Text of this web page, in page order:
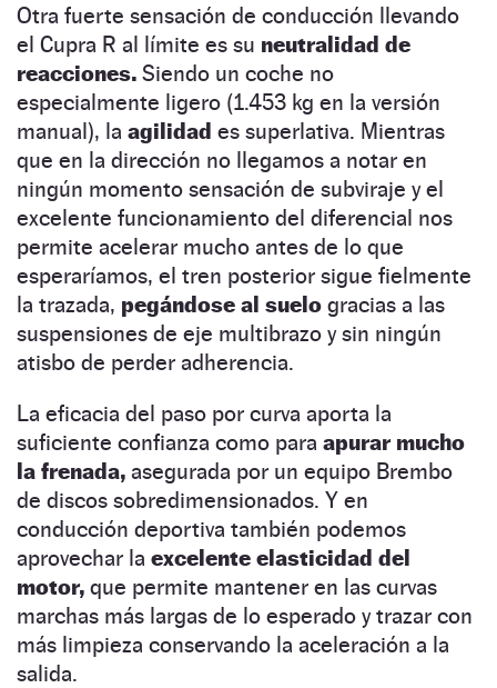
Otra fuerte sensación de conducción llevando
el Cupra R al límite es su neutralidad de
reacciones. Siendo un coche no
especialmente ligero (1.453 kg en la versión
manual), la agilidad es superlativa. Mientras
que en la dirección no llegamos a notar en
ningún momento sensación de subviraje y el
excelente funcionamiento del diferencial nos
permite acelerar mucho antes de lo que
esperaríamos, el tren posterior sigue fielmente
la trazada, pegándose al suelo gracias a las
suspensiones de eje multibrazo y sin ningún
atisbo de perder adherencia.
La eficacia del paso por curva aporta la
suficiente confianza como para apurar mucho
la frenada, asegurada por un equipo Brembo
de discos sobredimensionados. Y en
conducción deportiva también podemos
aprovechar la excelente elasticidad del
motor, que permite mantener en las curvas
marchas más largas de lo esperado y trazar con
más limpieza conservando la aceleración a la
salida.